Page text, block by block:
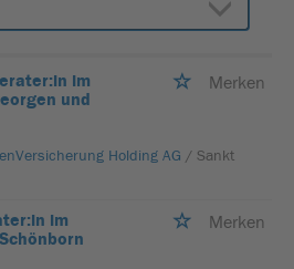
im
und
Merken
Holding AG / Sankt
im
Merken